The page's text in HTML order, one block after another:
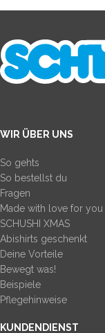
WIR ÜBER UNS
So gehts
So bestellst du
Fragen
Made with love for you
SCHUSHI XMAS
Abishirts geschenkt
Deine Vorteile
Bewegt was!
Beispiele
Pflegehinweise
KUNDENDIENST